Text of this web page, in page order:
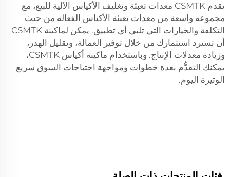
تقدم CSMTK معدات تعبئة وتغليف الأكياس الآلية للبيع، مع
مجموعة واسعة من معدات تعبئة الأكياس الفعالة من حيث
التكلفة والخيارات التي تلبي أي تطبيق. يمكن لماكينة CSMTK
أن تسترد استثمارك من خلال توفير العمالة، وتقليل الهدر،
وزيادة معدلات الإنتاج. وباستخدام ماكينة أكياس CSMTK،
يمكنك التقدُّم بعدة خطوات ومواجهة احتياجات السوق سريع
الوتيرة اليوم.